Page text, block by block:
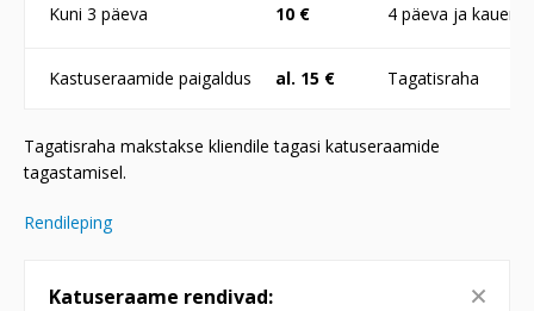
Kuni 3 päeva 10 € 4 päeva ja kauem
Kastuseraamide paigaldus al. 15 € Tagatisraha
Tagatisraha makstakse kliendile tagasi katuseraamide
tagastamisel.
Rendileping
Katuseraame rendivad: